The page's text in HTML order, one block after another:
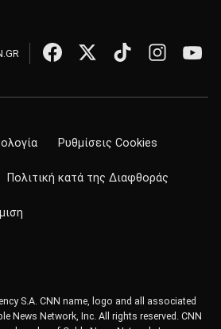
Ρυθμίσεις Cookies
Πολιτική κατά της Διαφθοράς
S.A. CNN name, logo and all associated
News Network, Inc. All rights reserved. CNN